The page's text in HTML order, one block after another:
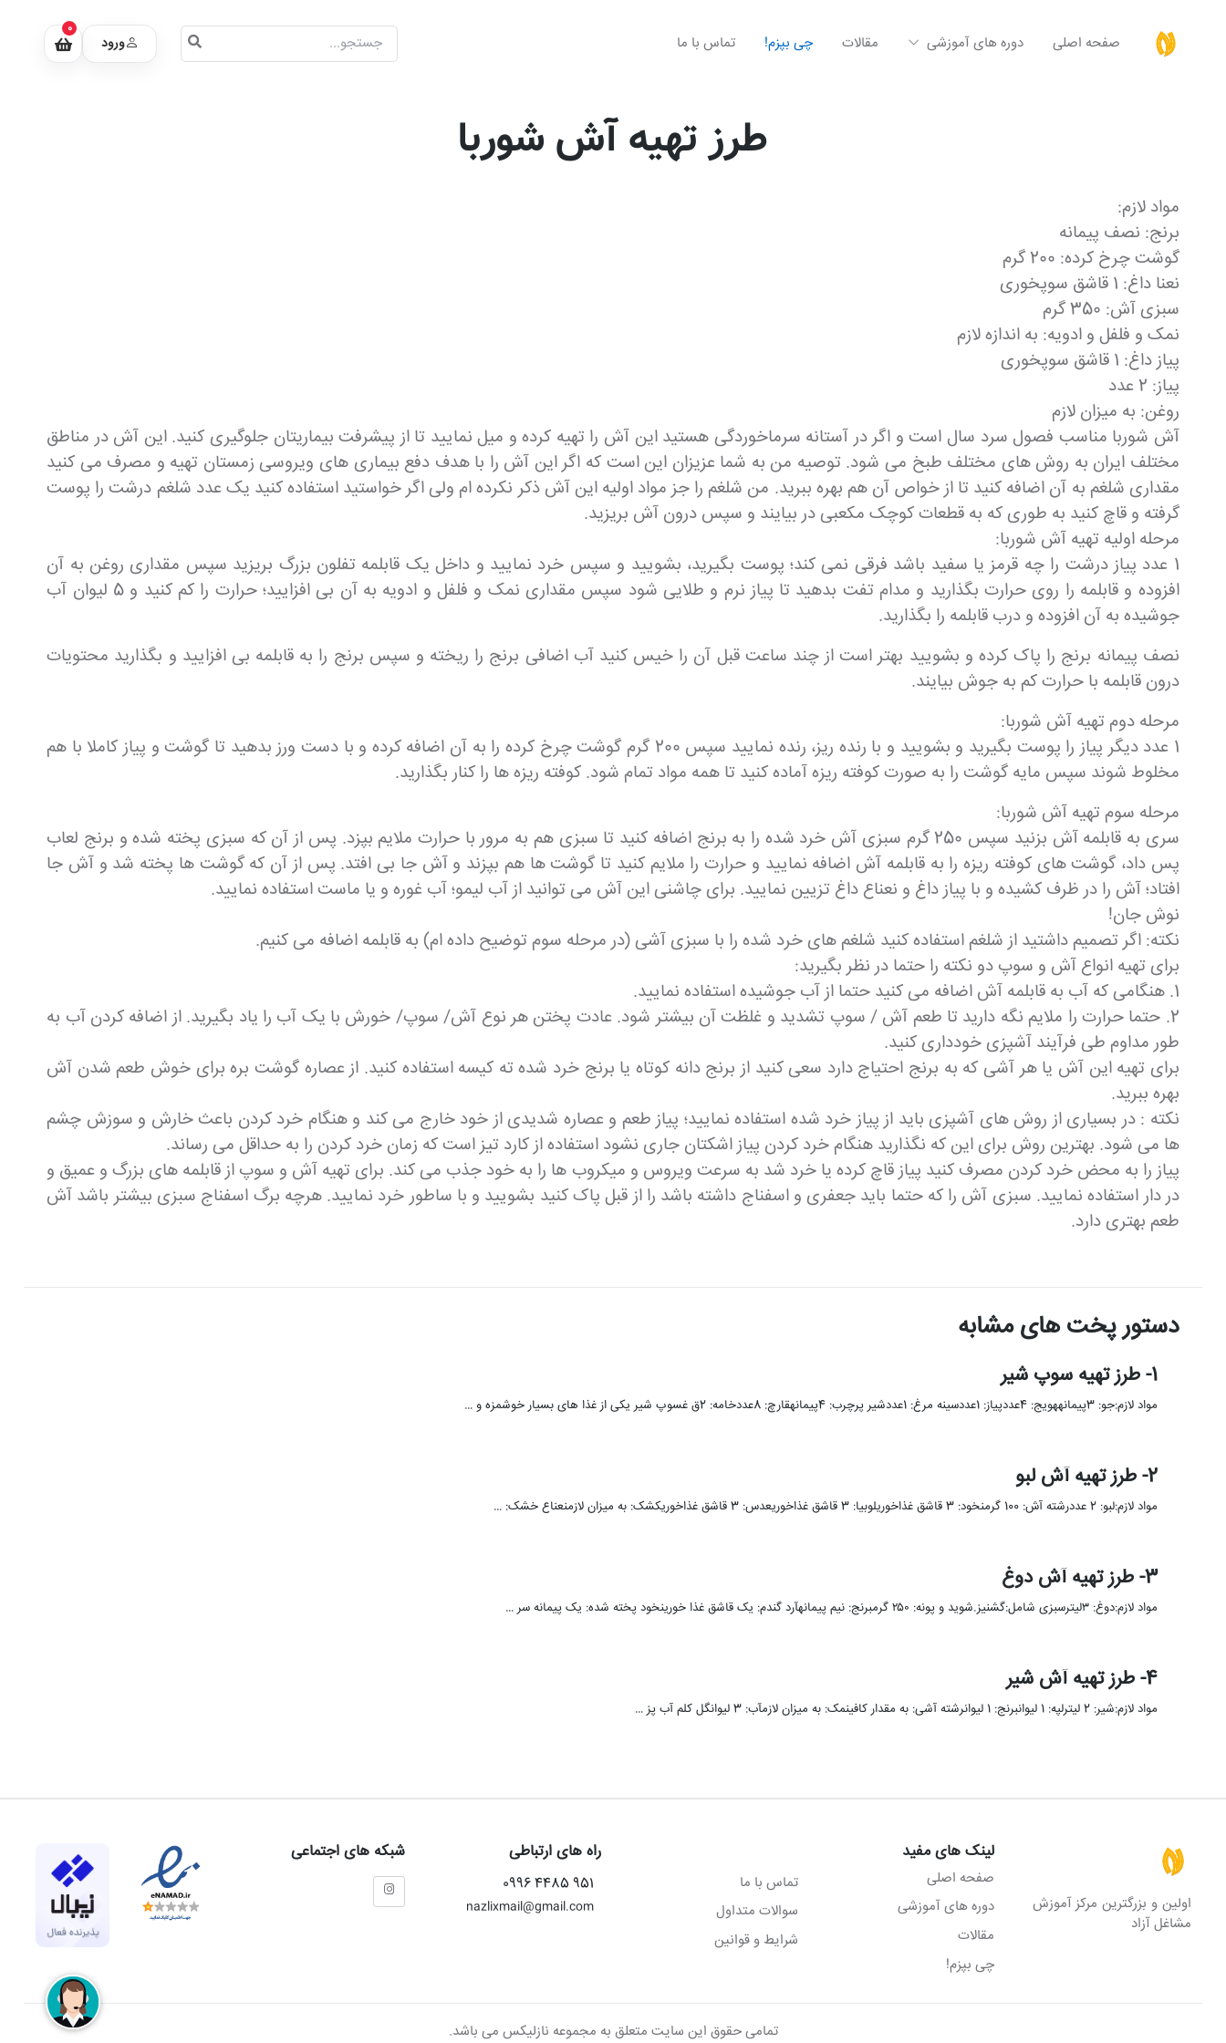
صفحه اصلی دوره های آموزشی مقالات چی بپزم! تماس با ما ورود
0
طرز تهیه آش شوربا
مواد لازم:
برنج: نصف پیمانه
گوشت چرخ کرده: 200 گرم
نعنا داغ: 1 قاشق سوپخوری
سبزی آش: 350 گرم
نمک و فلفل و ادویه: به اندازه لازم
پیاز داغ: 1 قاشق سوپخوری
پیاز: 2 عدد
روغن: به میزان لازم
آش شوربا مناسب فصول سرد سال است و اگر در آستانه سرماخوردگی هستید این آش را تهیه کرده و میل نمایید تا از پیشرفت بیماریتان جلوگیری کنید. این آش در مناطق
مختلف ایران به روش های مختلف طبخ می شود. توصیه من به شما عزیزان این است که اگر این آش را با هدف دفع بیماری های ویروسی زمستان تهیه و مصرف می کنید
مقداری شلغم به آن اضافه کنید تا از خواص آن هم بهره ببرید. من شلغم را جز مواد اولیه این آش ذکر نکرده ام ولی اگر خواستید استفاده کنید یک عدد شلغم درشت را پوست
گرفته و قاچ کنید به طوری که به قطعات کوچک مکعبی در بیایند و سپس درون آش بریزید.
مرحله اولیه تهیه آش شوربا:
1 عدد پیاز درشت را چه قرمز یا سفید باشد فرقی نمی کند؛ پوست بگیرید، بشویید و سپس خرد نمایید و داخل یک قابلمه تفلون بزرگ بریزید سپس مقداری روغن به آن
افزوده و قابلمه را روی حرارت بگذارید و مدام تفت بدهید تا پیاز نرم و طلایی شود سپس مقداری نمک و فلفل و ادویه به آن بی افزایید؛ حرارت را کم کنید و 5 لیوان آب
جوشیده به آن افزوده و درب قابلمه را بگذارید.
نصف پیمانه برنج را پاک کرده و بشویید بهتر است از چند ساعت قبل آن را خیس کنید آب اضافی برنج را ریخته و سپس برنج را به قابلمه بی افزایید و بگذارید محتویات
درون قابلمه با حرارت کم به جوش بیایند.
مرحله دوم تهیه آش شوربا:
1 عدد دیگر پیاز را پوست بگیرید و بشویید و با رنده ریز، رنده نمایید سپس 200 گرم گوشت چرخ کرده را به آن اضافه کرده و با دست ورز بدهید تا گوشت و پیاز کاملا با هم
مخلوط شوند سپس مایه گوشت را به صورت کوفته ریزه آماده کنید تا همه مواد تمام شود. کوفته ریزه ها را کنار بگذارید.
مرحله سوم تهیه آش شوربا:
سری به قابلمه آش بزنید سپس 250 گرم سبزی آش خرد شده را به برنج اضافه کنید تا سبزی هم به مرور با حرارت ملایم بپزد. پس از آن که سبزی پخته شده و برنج لعاب
پس داد، گوشت های کوفته ریزه را به قابلمه آش اضافه نمایید و حرارت را ملایم کنید تا گوشت ها هم بپزند و آش جا بی افتد. پس از آن که گوشت ها پخته شد و آش جا
افتاد؛ آش را در ظرف کشیده و با پیاز داغ و نعناع داغ تزیین نمایید. برای چاشنی این آش می توانید از آب لیمو؛ آب غوره و یا ماست استفاده نمایید.
نوش جان!
نکته: اگر تصمیم داشتید از شلغم استفاده کنید شلغم های خرد شده را با سبزی آشی (در مرحله سوم توضیح داده ام) به قابلمه اضافه می کنیم.
برای تهیه انواع آش و سوپ دو نکته را حتما در نظر بگیرید:
1. هنگامی که آب به قابلمه آش اضافه می کنید حتما از آب جوشیده استفاده نمایید.
2. حتما حرارت را ملایم نگه دارید تا طعم آش / سوپ تشدید و غلظت آن بیشتر شود. عادت پختن هر نوع آش/ سوپ/ خورش با یک آب را یاد بگیرید. از اضافه کردن آب به
طور مداوم طی فرآیند آشپزی خودداری کنید.
برای تهیه این آش یا هر آشی که به برنج احتیاج دارد سعی کنید از برنج دانه کوتاه یا برنج خرد شده ته کیسه استفاده کنید. از عصاره گوشت بره برای خوش طعم شدن آش
بهره ببرید.
نکته : در بسیاری از روش های آشپزی باید از پیاز خرد شده استفاده نمایید؛ پیاز طعم و عصاره شدیدی از خود خارج می کند و هنگام خرد کردن باعث خارش و سوزش چشم
ها می شود. بهترین روش برای این که نگذارید هنگام خرد کردن پیاز اشکتان جاری نشود استفاده از کارد تیز است که زمان خرد کردن را به حداقل می رساند.
پیاز را به محض خرد کردن مصرف کنید پیاز قاچ کرده یا خرد شد به سرعت ویروس و میکروب ها را به خود جذب می کند. برای تهیه آش و سوپ از قابلمه های بزرگ و عمیق و
در دار استفاده نمایید. سبزی آش را که حتما باید جعفری و اسفناج داشته باشد را از قبل پاک کنید بشویید و با ساطور خرد نمایید. هرچه برگ اسفناج سبزی بیشتر باشد آش
طعم بهتری دارد.
دستور پخت های مشابه
1- طرز تهیه سوپ شیر
مواد لازم:جو: 3پیمانههویج: 4عددپیاز: 1عددسینه مرغ: 1عددشیر پرچرب: 4پیمانهقارچ: 8عددخامه: 2ق غسوپ شیر یکی از غذا های بسیار خوشمزه و …
2- طرز تهیه آش لبو
مواد لازم:لبو: 2 عددرشته آش: 100 گرمنخود: 3 قاشق غذاخوریلوبیا: 3 قاشق غذاخوریعدس: 3 قاشق غذاخوریکشک: به میزان لازمنعناع خشک: …
3- طرز تهیه آش دوغ
مواد لازم:دوغ: ۳لیترسبزی شامل:گشنیز.شوید و پونه: ۲۵۰ گرمبرنج: نیم پیمانهآرد گندم: یک قاشق غذا خورینخود پخته شده: یک پیمانه سر …
4- طرز تهیه آش شیر
مواد لازم:شیر: 2 لیترلپه: 1 لیوانبرنج: 1 لیوانرشته آشی: به مقدار کافینمک: به میزان لازمآب: 3 لیوانگل کلم آب پز …
اولین و بزرگترین مرکز آموزش
مشاغل آزاد
لینک های مفید
صفحه اصلی
دوره های آموزشی
مقالات
چی بپزم!
تماس با ما
سوالات متداول
شرایط و قوانین
راه های ارتباطی
951 4485 0996
nazlixmail@gmail.com
شبکه های اجتماعی
تمامی حقوق این سایت متعلق به مجموعه نازلیکس می باشد.